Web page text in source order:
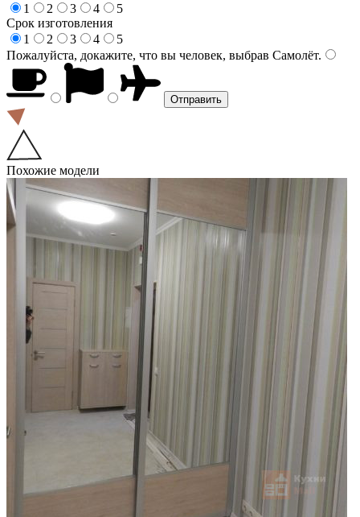
1
2 3 4
5
Срок изготовления
1
2 3 4
5
Пожалуйста, докажите, что вы человек, выбрав Самолёт.
Похожие модели